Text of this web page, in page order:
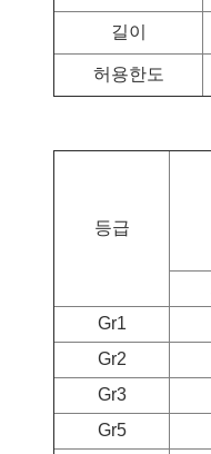
길이
허용한도
등급
Gr1
Gr2
Gr3
Gr5